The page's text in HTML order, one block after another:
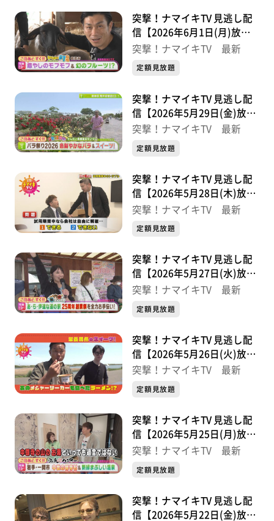
突撃！ナマイキTV 見逃し配
信【2026年6月1日(月)放送
分】
突撃！ナマイキTV 最新
定額見放題
突撃！ナマイキTV 見逃し配
信【2026年5月29日(金)放送
分】
突撃！ナマイキTV 最新
定額見放題
突撃！ナマイキTV 見逃し配
信【2026年5月28日(木)放送
分】
突撃！ナマイキTV 最新
定額見放題
突撃！ナマイキTV 見逃し配
信【2026年5月27日(水)放送
分】
突撃！ナマイキTV 最新
定額見放題
突撃！ナマイキTV 見逃し配
信【2026年5月26日(火)放送
分】
突撃！ナマイキTV 最新
定額見放題
突撃！ナマイキTV 見逃し配
信【2026年5月25日(月)放送
分】
突撃！ナマイキTV 最新
定額見放題
突撃！ナマイキTV 見逃し配
信【2026年5月22日(金)放送